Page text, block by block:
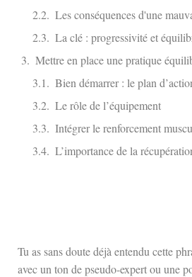
Les conséquences d'une
La clé : progressivité et
Mettre en place une pratique
Bien démarrer : le plan
Le rôle de l’équipement
Intégrer le renforcement
L’importance de la
Tu as sans doute déjà entendu cette
avec un ton de pseudo-expert ou une